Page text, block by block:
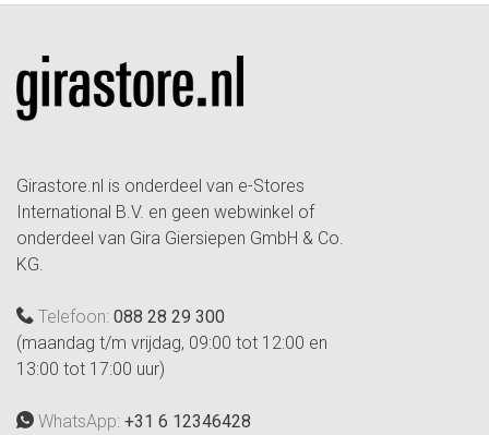
Girastore.nl is onderdeel van e-Stores
International B.V. en geen webwinkel of
onderdeel van Gira Giersiepen GmbH & Co.
KG.
Telefoon: 088 28 29 300
(maandag t/m vrijdag, 09:00 tot 12:00 en
13:00 tot 17:00 uur)
WhatsApp: +31 6 12346428